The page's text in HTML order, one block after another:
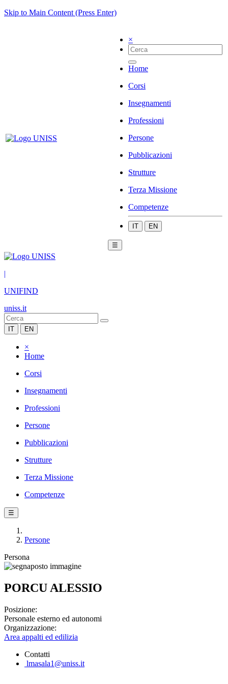
Skip to Main Content (Press Enter)
×
Home
Corsi
Insegnamenti
Professioni
Persone
Pubblicazioni
Strutture
Terza Missione
Competenze
IT EN
☰
|
UNIFIND
uniss.it
IT EN
×
Home
Corsi
Insegnamenti
Professioni
Persone
Pubblicazioni
Strutture
Terza Missione
Competenze
☰
Persone
Persona
PORCU ALESSIO
Posizione:
Personale esterno ed autonomi
Organizzazione:
Area appalti ed edilizia
Contatti
lmasala1@uniss.it